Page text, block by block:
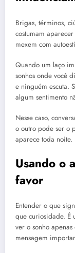
Brigas, términos,
costumam
mexem com
Quando um laço
sonhos onde você
e ninguém escuta.
algum sentimento
Nesse caso,
o outro pode ser o
aparece toda noite.
Usando o
favor
Entender o que
que curiosidade. É
ver o sonho
mensagem